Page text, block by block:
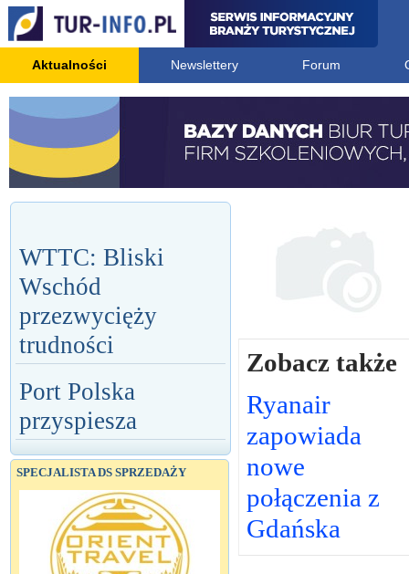
Aktualności Newslettery Forum
WTTC: Bliski
Wschód
przezwycięży
trudności
Port Polska
przyspiesza
SPECJALISTA DS SPRZEDAŻY
Zobacz także
Ryanair
zapowiada
nowe
połączenia z
Gdańska